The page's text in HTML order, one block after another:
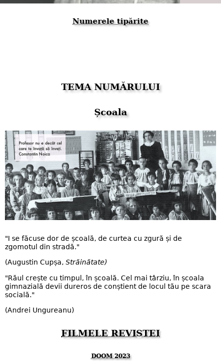
Numerele tipărite
TEMA NUMĂRULUI
Școala
"I se făcuse dor de școală, de curtea cu zgură și de
zgomotul din stradă."
(Augustin Cupșa, Străinătate)
"Răul crește cu timpul, în școală. Cel mai târziu, în școala
gimnazială devii dureros de conștient de locul tău pe scara
socială."
(Andrei Ungureanu)
FILMELE REVISTEI
DOOM 2023